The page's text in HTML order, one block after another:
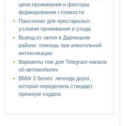
цена проживания и факторы
формирования стоимости
Пансионат для престарелых:
условия проживания и ухода
Вывод из запоя в Дарницком
районе: помощь при алкогольной
интоксикации
Варианты тем для Telegram-канала
об автомобилях
BMW 3 Series: легенда дорог,
которая определила стандарт
премиум-седана